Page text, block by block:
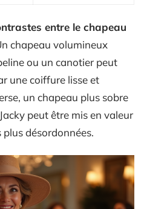
entre le chapeau
chapeau volumineux
ou un canotier peut
une coiffure lisse et
un chapeau plus sobre
peut être mis en valeur
plus désordonnées.